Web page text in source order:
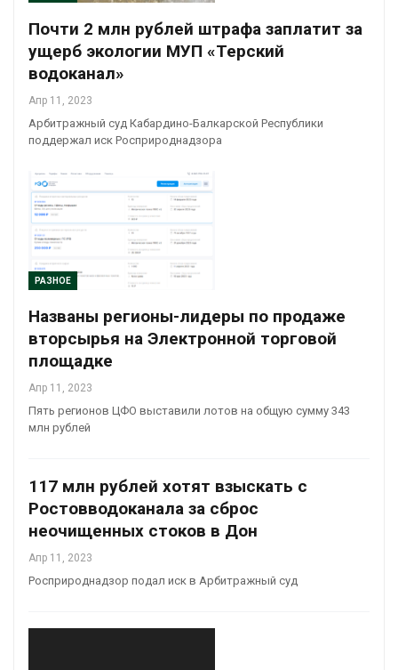
Почти 2 млн рублей штрафа заплатит за
ущерб экологии МУП «Терский
водоканал»
Апр 11, 2023
Арбитражный суд Кабардино-Балкарской Республики
поддержал иск Росприроднадзора
РАЗНОЕ
Названы регионы-лидеры по продаже
вторсырья на Электронной торговой
площадке
Апр 11, 2023
Пять регионов ЦФО выставили лотов на общую сумму 343
млн рублей
117 млн рублей хотят взыскать с
Ростовводоканала за сброс
неочищенных стоков в Дон
Апр 11, 2023
Росприроднадзор подал иск в Арбитражный суд